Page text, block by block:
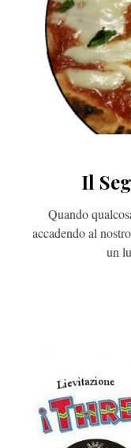
Il
Quando
accadendo al
un